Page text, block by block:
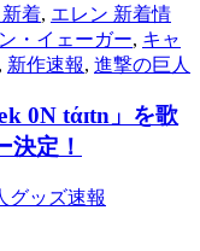
着, エレン 新着情
・イェーガー, キャ
, 新作速報, 進撃の巨人
0N tάɪtn」を歌
決定！
グッズ速報